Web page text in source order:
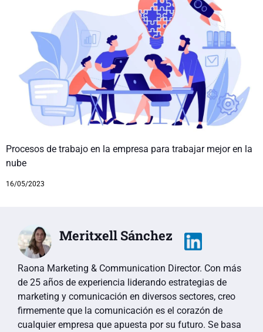
Procesos de trabajo en la empresa para trabajar mejor en la
nube
16/05/2023
Meritxell Sánchez
Raona Marketing & Communication Director. Con más
de 25 años de experiencia liderando estrategias de
marketing y comunicación en diversos sectores, creo
firmemente que la comunicación es el corazón de
cualquier empresa que apuesta por su futuro. Se basa